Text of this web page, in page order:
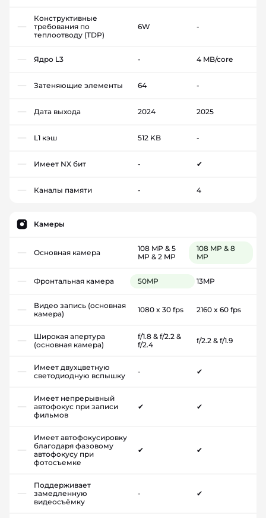
Конструктивные
требования по
теплоотводу (TDP)
6W -
Ядро L3 - 4 MB/core
Затеняющие элементы 64 -
Дата выхода 2024 2025
L1 кэш 512 KB -
Имеет NX бит - ✔
Каналы памяти - 4
Камеры
Основная камера
108 MP & 5
MP & 2 MP
108 MP & 8
MP
Фронтальная камера 50MP 13MP
Видео запись (основная
камера)
1080 x 30 fps 2160 x 60 fps
Широкая апертура
(основная камера)
f/1.8 & f/2.2 &
f/2.4
f/2.2 & f/1.9
Имеет двухцветную
светодиодную вспышку
- ✔
Имеет непрерывный
автофокус при записи
фильмов
✔ ✔
Имеет автофокусировку
благодаря фазовому
автофокусу при
фотосъемке
✔ ✔
Поддерживает
замедленную
видеосъёмку
- ✔